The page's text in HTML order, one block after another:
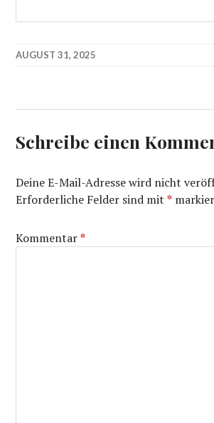
AUGUST 31, 2025
Schreibe einen
Deine E-Mail-Adresse wird nicht
Erforderliche Felder sind mit*
Kommentar*